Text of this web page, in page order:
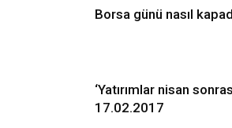
Borsa günü nasıl
‘Yatırımlar nisan
17.02.2017